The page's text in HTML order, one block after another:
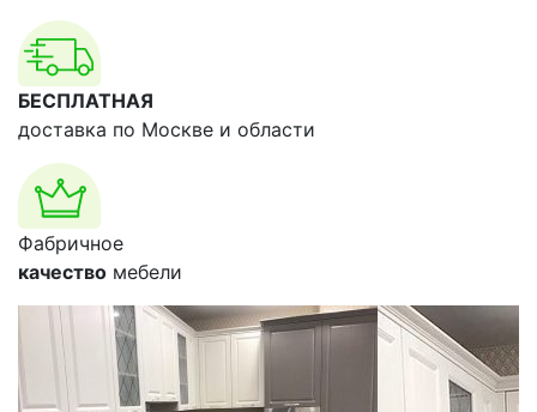
БЕСПЛАТНАЯ
доставка по Москве и области
Фабричное
качество мебели